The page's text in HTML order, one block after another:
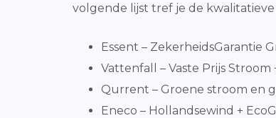
volgende lijst tref je de
Essent – ZekerheidsGarantie
Vattenfall – Vaste Prijs Stroom
Qurrent – Groene stroom en
Eneco – Hollandsewind +